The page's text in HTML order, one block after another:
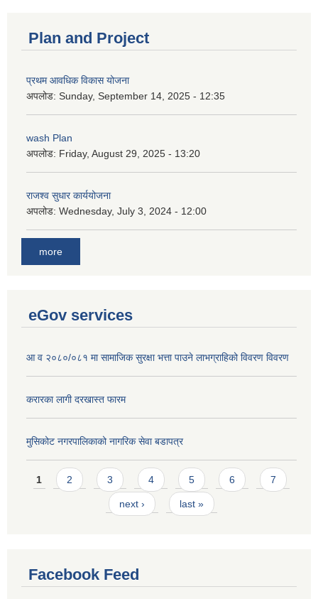
Plan and Project
प्रथम आवधिक विकास योजना
अपलोड: Sunday, September 14, 2025 - 12:35
wash Plan
अपलोड: Friday, August 29, 2025 - 13:20
राजश्व सुधार कार्ययोजना
अपलोड: Wednesday, July 3, 2024 - 12:00
more
eGov services
आ व २०८०/०८१ मा सामाजिक सुरक्षा भत्ता पाउने लाभग्राहिको विवरण विवरण
करारका लागी दरखास्त फारम
मुसिकोट नगरपालिकाको नागरिक सेवा बडापत्र
Pages
1 2 3 4 5 6 7
next › last »
Facebook Feed